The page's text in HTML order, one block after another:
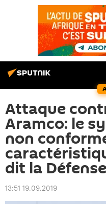
Attaque
Aramco: le
non
dit la
13:51 19.09.2019